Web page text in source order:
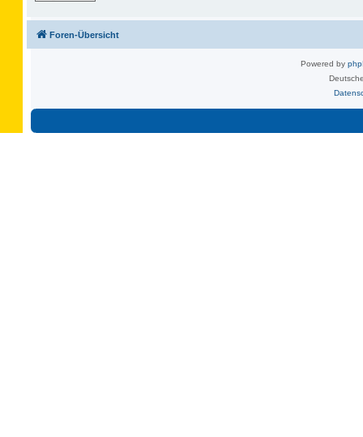
Foren-Übersicht
Powered by